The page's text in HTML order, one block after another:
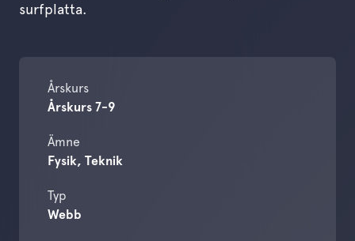
surfplatta.
Årskurs
Årskurs 7-9
Ämne
Fysik, Teknik
Typ
Webb